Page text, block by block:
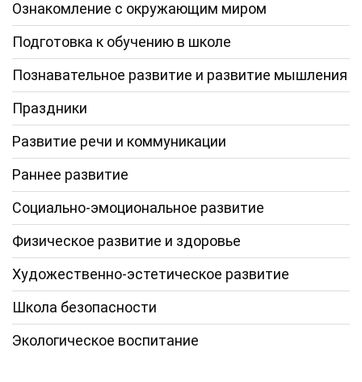
Ознакомление с окружающим миром
Подготовка к обучению в школе
Познавательное развитие и развитие мышления
Праздники
Развитие речи и коммуникации
Раннее развитие
Социально-эмоциональное развитие
Физическое развитие и здоровье
Художественно-эстетическое развитие
Школа безопасности
Экологическое воспитание